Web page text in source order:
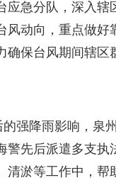
应急分队，深入
风动向，重点做
保台风期间辖区
的强降雨影响，
警先后派遣多支
淤等工作中，帮